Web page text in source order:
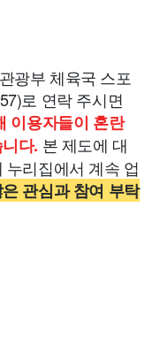
광부 체육국 스포
로 연락 주시면
이용자들이 혼란
다. 본 제도에 대
리집에서 계속 업
관심과 참여 부탁